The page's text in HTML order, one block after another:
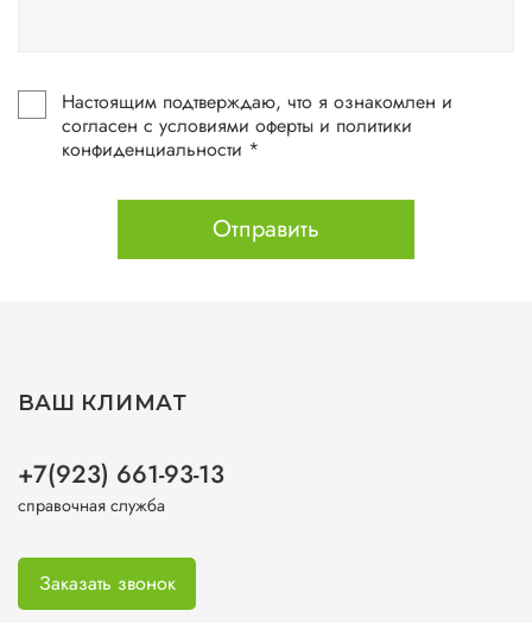
Настоящим подтверждаю, что я ознакомлен и
согласен с условиями оферты и политики
конфиденциальности *
Отправить
ВАШ КЛИМАТ
+7(923) 661-93-13
справочная служба
Заказать звонок